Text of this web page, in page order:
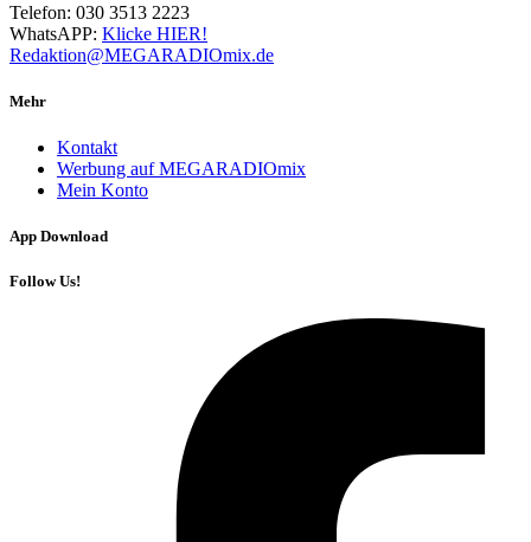
Telefon: 030 3513 2223
WhatsAPP: Klicke HIER!
Redaktion@MEGARADIOmix.de
Mehr
Kontakt
Werbung auf MEGARADIOmix
Mein Konto
App Download
Follow Us!